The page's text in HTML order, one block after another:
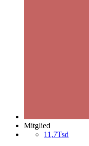
Mitglied
11,7Tsd